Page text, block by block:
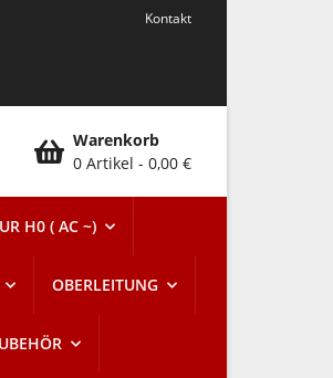
Kontakt
H0 ( AC ~)
OBERLEITUNG
Warenkorb
0 Artikel
0,00 €